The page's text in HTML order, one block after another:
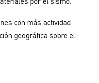
con más actividad
geográfica sobre el